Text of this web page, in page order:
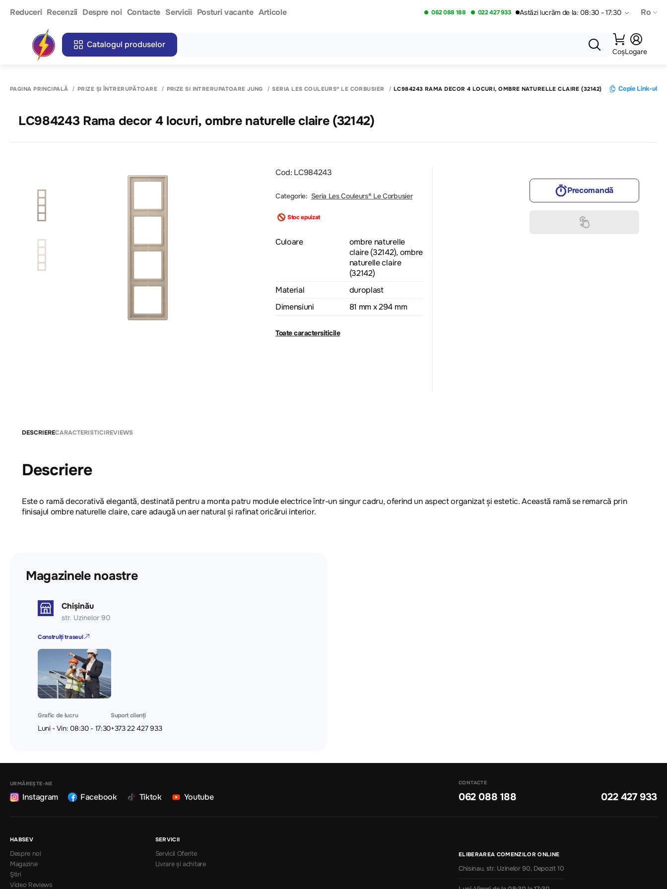
Reduceri Recenzii Despre noi Contacte Servicii Posturi vacante Articole 062 088 188 022 427 933 Astăzi lucrăm de la: 08:30 - 17:30 Ro
Catalogul produselor
CoșLogare
PAGINA PRINCIPALĂ PRIZE ȘI ÎNTRERUPĂTOARE PRIZE SI INTRERUPATOARE JUNG SERIA LES COULEURS® LE CORBUSIER LC984243 RAMA DECOR 4 LOCURI, OMBRE NATURELLE CLAIRE (32142) Copie Link-ul
LC984243 Rama decor 4 locuri, ombre naturelle claire (32142)
Cod: LC984243
Categorie: Seria Les Couleurs® Le Corbusier
Stoc epuizat
Culoare
ombre naturelle
claire (32142), ombre
naturelle claire
(32142)
Material
duroplast
Dimensiuni
81 mm x 294 mm
Toate caractersiticile
Precomandă
DESCRIERECARACTERISTICIREVIEWS
Descriere
Еste o ramă decorativă elegantă, destinată pentru a monta patru module electrice într-un singur cadru, oferind un aspect organizat și estetic. Această ramă se remarcă prin
finisajul ombre naturelle claire, care adaugă un aer natural și rafinat oricărui interior.
Magazinele noastre
Chișinău
str. Uzinelor 90
Construiți traseul
Grafic de lucru
Luni - Vin: 08:30 - 17:30
Suport clienți
+373 22 427 933
URMĂREȘTE-NE
Instagram Facebook Tiktok Youtube
CONTACTE
062 088 188 022 427 933
HABSEV
Despre noi
Magazine
Știri
Video Reviews
SERVICII
Servicii Oferite
Livrare și achitare
ELIBERAREA COMENZILOR ONLINE
Chisinau, str. Uzinelor 90, Depozit 10